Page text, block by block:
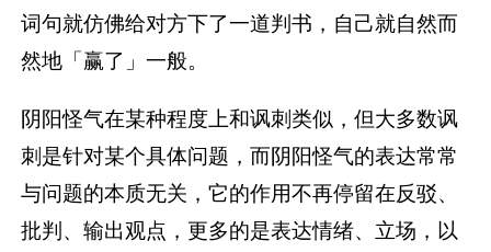
词句就仿佛给对方下了一道判书，自己就自然而
然地「赢了」一般。
阴阳怪气在某种程度上和讽刺类似，但大多数讽
刺是针对某个具体问题，而阴阳怪气的表达常常
与问题的本质无关，它的作用不再停留在反驳、
批判、输出观点，更多的是表达情绪、立场，以